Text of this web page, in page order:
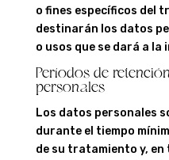
o fines específicos del
destinarán los datos
o usos que se dará a
Períodos de
personales
Los datos personales
durante el tiempo
de su tratamiento y,